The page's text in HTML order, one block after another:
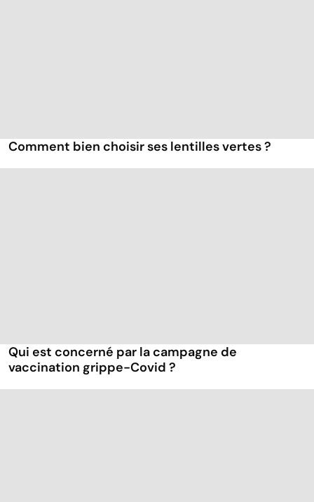
Comment bien choisir ses lentilles vertes ?
Qui est concerné par la campagne de
vaccination grippe-Covid ?